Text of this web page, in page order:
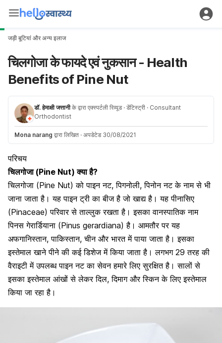
जड़ी बूटियां और अन्य इलाज
चिलगोजा के फायदे एवं नुकसान - Health
Benefits of Pine Nut
डॉ. हेमाक्षी जत्तानीके द्वारा एक्स्पर्टली रिव्यूड · डेंटिस्ट्री · Consultant
Orthodontist
Mona narang द्वारा लिखित · अपडेटेड 30/08/2021
परिचय
चिलगोजा (Pine Nut) क्या है?
चिलगोजा (Pine Nut) को पाइन नट, पिगनोली, पिनोन नट के नाम से भी
जाना जाता है। यह पाइन ट्री का बीज है जो खाद्य है। यह पीनासिए
(Pinaceae) परिवार से ताल्लुक रखता है। इसका वानस्पातिक नाम
पिनस गेरार्डियाना (Pinus gerardiana) है। आमतौर पर यह
अफगानिस्तान, पाकिस्तान, चीन और भारत में पाया जाता है। इसका
इस्तेमाल खाने पीने की कई डिशेज में किया जाता है। लगभग 29 तरह की
वैराइटी में उपलब्ध पाइन नट का सेवन हमारे लिए सुरक्षित है। सालों से
इसका इस्तेमाल आंखों से लेकर दिल, दिमाग और स्किन के लिए इस्तेमाल
किया जा रहा है।